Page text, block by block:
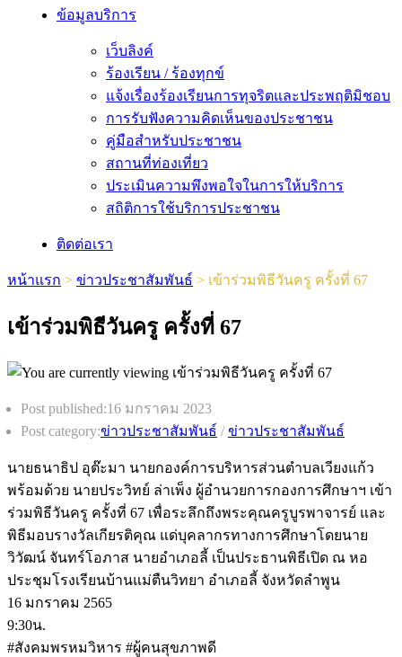
ข้อมูลบริการ
เว็บลิงค์
ร้องเรียน / ร้องทุกข์
แจ้งเรื่องร้องเรียนการทุจริตและประพฤติมิชอบ
การรับฟังความคิดเห็นของประชาชน
คู่มือสำหรับประชาชน
สถานที่ท่องเที่ยว
ประเมินความพึงพอใจในการให้บริการ
สถิติการใช้บริการประชาชน
ติดต่อเรา
หน้าแรก > ข่าวประชาสัมพันธ์ > เข้าร่วมพิธีวันครู ครั้งที่ 67
เข้าร่วมพิธีวันครู ครั้งที่ 67
Post published:16 มกราคม 2023
Post category:ข่าวประชาสัมพันธ์ / ข่าวประชาสัมพันธ์
นายธนาธิป อุต๊ะมา นายกองค์การบริหารส่วนตำบลเวียงแก้ว
พร้อมด้วย นายประวิทย์ ล่าเพ็ง ผู้อำนวยการกองการศึกษาฯ เข้า
ร่วมพิธีวันครู ครั้งที่ 67 เพื่อระลึกถึงพระคุณครูบูรพาจารย์ และ
พิธีมอบรางวัลเกียรติคุณ แด่บุคลากรทางการศึกษาโดยนาย
วิวัฒน์ จันทร์โอภาส นายอำเภอลี้ เป็นประธานพิธีเปิด ณ หอ
ประชุมโรงเรียนบ้านแม่ตืนวิทยา อำเภอลี้ จังหวัดลำพูน
16 มกราคม 2565
9:30น.
#สังคมพรหมวิหาร #ผู้คนสุขภาพดี